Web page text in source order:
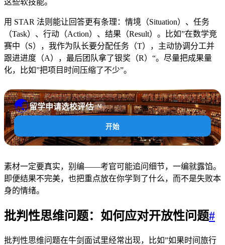
这些软技能。
用 STAR 法则能让回答更有条理：情境（Situation）、任务
（Task）、行动（Action）、结果（Result）。比如”在数学竞
赛中（S），我作为队长要分配任务（T），主动协调分工并
跟进进度（A），最后团队拿了银奖（R）“。尽量把成果量
化，比如”把项目时间压缩了不少”。
🌏留学申请选校评估 AI
开始
素材一定要真实，别编——考官可能追问细节，一编就露馅。
即便结果不完美，也把重点放在你学到了什么，而不是失败本
身的情绪。
批判性思维问题：如何应对开放性问题#
批判性思维问题在牛剑面试里经常出现，比如”如果时间旅行